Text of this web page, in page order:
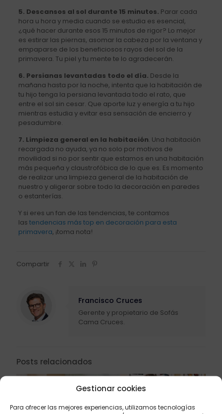
Gestionar cookies
Para ofrecer las mejores experiencias, utilizamos tecnologías
5. Descansos al sol durante 15 minutos. Parar cada
hora u hora y media cuando se estudia es esencial,
¿qué hacer durante esos 15 minutos de rigor? Lo mejor
es estirar las piernas, asomar la cabeza por la ventana y
empaparse de los beneficiosos rayos del sol de la
primavera. Tu piel y tu mente te lo agradecerán.
6. Persianas levantadas todo el día. Desde la
mañana hasta por la noche, intenta que la habitación de
tu hijo tenga la persiana levantada todo el rato, que
entre el sol sin cesar. Que aporte luz y energía a tu hijo
mientras estudia y evitar esa sensación de encierro y
pesadumbre.
7. Limpieza general en la habitación. Una habitación
recargada no ayuda, ya no solo por motivos de
movilidad si no por sentir que estamos en una habitación
más pequeña y claustrofóbica de lo que es. Es momento
de realizar una limpieza general de la habitación de
nuestro y aligerar sobre todo la decoración en paredes
o estanterías.
Y si eres un fan de las tendencias, te contamos
las tendencias más top en decoración para esta
primavera, ¡toma nota!
Compartir
Francisco Cruces
Gerente y propietario de Sofás
Cama Cruces.
Posts relacionados